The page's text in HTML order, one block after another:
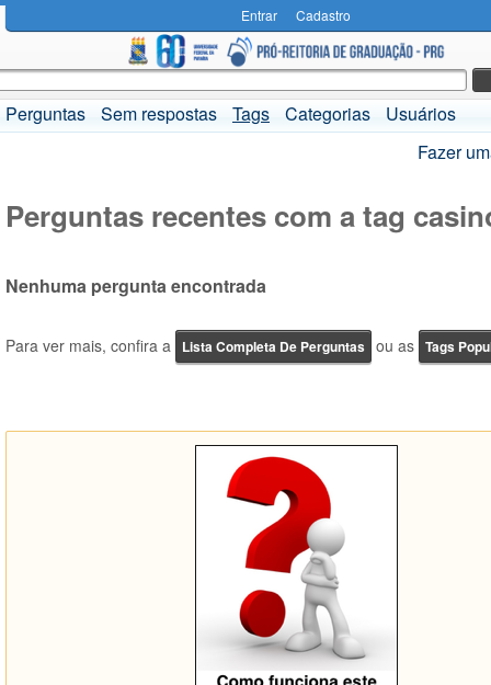
Entrar Cadastro
Perguntas Sem respostas Tags Categorias
Usuários
Fazer
Perguntas recentes com a tag
Nenhuma pergunta encontrada
Para ver mais, confira a Lista Completa De Perguntas ou as Tags